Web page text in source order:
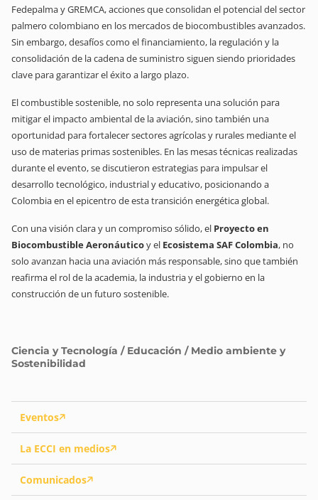
Eventos
La ECCI en medios
Comunicados
Fedepalma y GREMCA, acciones que consolidan el potencial del sector
palmero colombiano en los mercados de biocombustibles avanzados.
Sin embargo, desafíos como el financiamiento, la regulación y la
consolidación de la cadena de suministro siguen siendo prioridades
clave para garantizar el éxito a largo plazo.
El combustible sostenible, no solo representa una solución para
mitigar el impacto ambiental de la aviación, sino también una
oportunidad para fortalecer sectores agrícolas y rurales mediante el
uso de materias primas sostenibles. En las mesas técnicas realizadas
durante el evento, se discutieron estrategias para impulsar el
desarrollo tecnológico, industrial y educativo, posicionando a
Colombia en el epicentro de esta transición energética global.
Con una visión clara y un compromiso sólido, el Proyecto en
Biocombustible Aeronáuticoy el Ecosistema SAF Colombia, no
solo avanzan hacia una aviación más responsable, sino que también
reafirma el rol de la academia, la industria y el gobierno en la
construcción de un futuro sostenible.
Ciencia y Tecnología / Educación / Medio ambiente y
Sostenibilidad